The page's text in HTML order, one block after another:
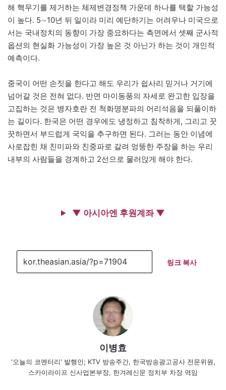
해 핵무기를 제거하는 체제변경정책 가운데 하나를 택할 가능성
이 높다. 5∼10년 뒤 일이라 미리 예단하기는 어려우나 미국으로
서는 국내정치의 동향이 가장 중요하다는 측면에서 셋째 군사적
옵션의 현실화 가능성이 가장 높은 것 아닌가 하는 것이 개인적
예측이다.
중국이 어떤 손짓을 한다고 해도 우리가 쉽사리 믿거나 거기에
넘어갈 것은 전혀 없다. 반면 마이동풍의 자세로 완고한 입장을
고집하는 것은 병자호란 전 척화명분파의 어리석음을 되풀이하
는 길이다. 한국은 어떤 경우에도 냉정하고 침착하게, 그리고 꿋
꿋하면서 부드럽게 국익을 추구하면 된다. 그러는 동안 이념에
사로잡힌 채 친미파와 친중파로 갈려 엉뚱한 주장을 하는 우리
내부의 사람들을 경계하고 2선으로 물러앉게 해야 한다.
▼ 아시아엔 후원계좌 ▼
링크 복사
이병효
'오늘의 코멘터리' 발행인; KTV 방송주간, 한국방송광고공사 전문위원,
스카이라이프 신사업본부장, 한겨레신문 정치부 차장 역임